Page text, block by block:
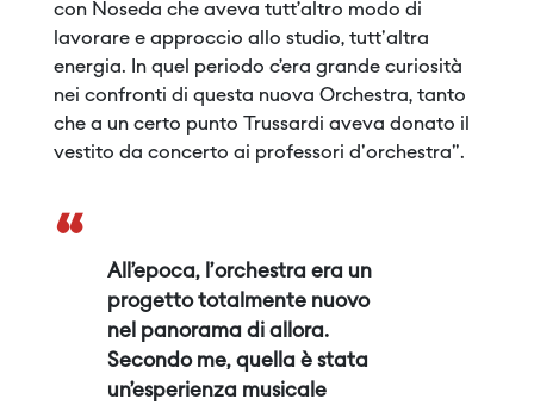
con Noseda che aveva tutt’altro modo di
lavorare e approccio allo studio, tutt'altra
energia. In quel periodo c’era grande curiosità
nei confronti di questa nuova Orchestra, tanto
che a un certo punto Trussardi aveva donato il
vestito da concerto ai professori d'orchestra".
“
All’epoca, l’orchestra era un
progetto totalmente nuovo
nel panorama di allora.
Secondo me, quella è stata
un’esperienza musicale